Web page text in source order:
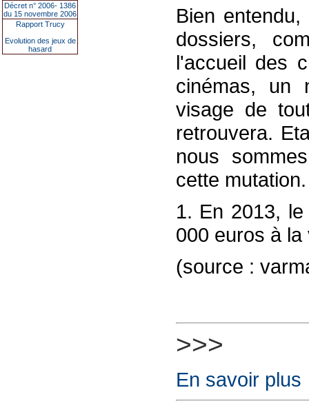
Décret n° 2006- 1386
du 15 novembre 2006
Rapport Trucy
Evolution des jeux de
hasard
Bien
dossiers,
l'accueil des
cinémas, un
visage de
retrouvera.
nous
cette mutation.
1. En 2013,
000 euros à la
(source :
>>>
En savoir plus